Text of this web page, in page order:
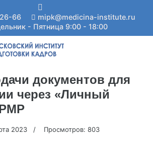
66
mipk@medicina-institute.ru
- Пятница 9:00 - 18:00
документов для
через «Личный
2023 Просмотров: 803